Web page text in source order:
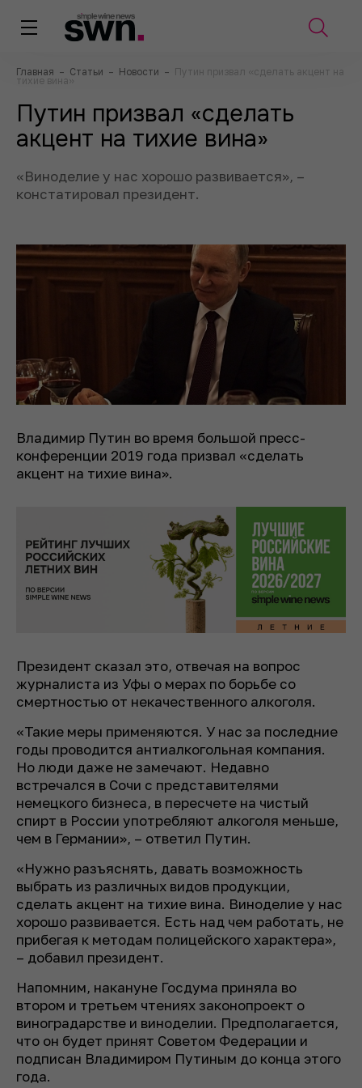
Главная – Статьи – Новости – Путин призвал «сделать акцент на
тихие вина»
Путин призвал «сделать
акцент на тихие вина»
«Виноделие у нас хорошо развивается», –
констатировал президент.
Владимир Путин во время большой пресс-
конференции 2019 года призвал «сделать
акцент на тихие вина».
Президент сказал это, отвечая на вопрос
журналиста из Уфы о мерах по борьбе со
смертностью от некачественного алкоголя.
«Такие меры применяются. У нас за последние
годы проводится антиалкогольная компания.
Но люди даже не замечают. Недавно
встречался в Сочи с представителями
немецкого бизнеса, в пересчете на чистый
спирт в России употребляют алкоголя меньше,
чем в Германии», – ответил Путин.
«Нужно разъяснять, давать возможность
выбрать из различных видов продукции,
сделать акцент на тихие вина. Виноделие у нас
хорошо развивается. Есть над чем работать, не
прибегая к методам полицейского характера»,
– добавил президент.
Напомним, накануне Госдума приняла во
втором и третьем чтениях законопроект о
виноградарстве и виноделии. Предполагается,
что он будет принят Советом Федерации и
подписан Владимиром Путиным до конца этого
года.